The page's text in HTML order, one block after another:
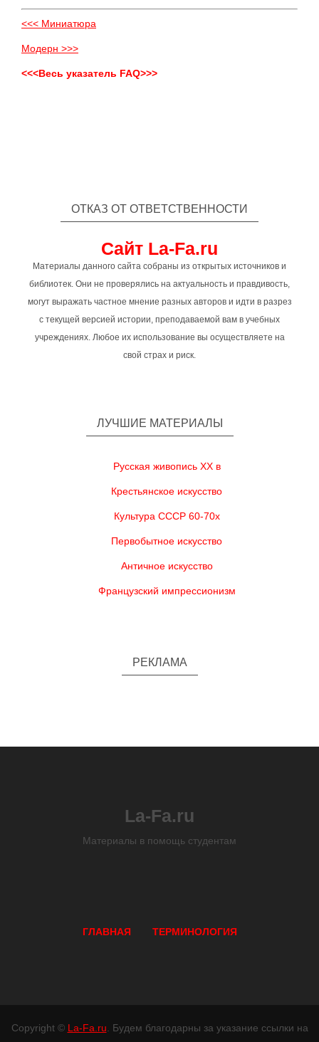
<<< Миниатюра
Модерн >>>
<<<Весь указатель FAQ>>>
ОТКАЗ ОТ ОТВЕТСТВЕННОСТИ
Сайт La-Fa.ru
Материалы данного сайта собраны из открытых источников и
библиотек. Они не проверялись на актуальность и правдивость,
могут выражать частное мнение разных авторов и идти в разрез
с текущей версией истории, преподаваемой вам в учебных
учреждениях. Любое их использование вы осуществляете на
свой страх и риск.
ЛУЧШИЕ МАТЕРИАЛЫ
Русская живопись XX в
Крестьянское искусство
Культура СССР 60-70х
Первобытное искусство
Античное искусство
Французский импрессионизм
РЕКЛАМА
La-Fa.ru
Материалы в помощь студентам
ГЛАВНАЯ ТЕРМИНОЛОГИЯ
Copyright © La-Fa.ru . Будем благодарны за указание ссылки на